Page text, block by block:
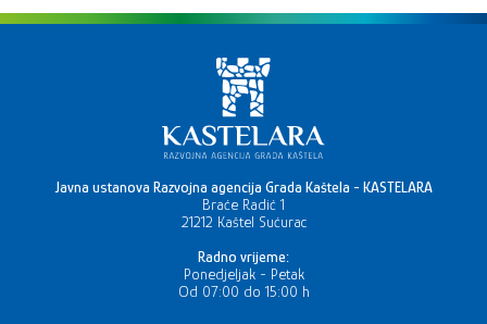
Javna ustanova Razvojna agencija Grada Kaštela - KASTELARA
Braće Radić 1
21212 Kaštel Sućurac
Radno vrijeme:
Ponedjeljak - Petak
Od 07:00 do 15:00 h